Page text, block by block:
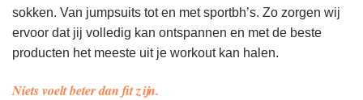
sokken. Van jumpsuits tot en met sportbh’s. Zo zorgen wij
ervoor dat jij volledig kan ontspannen en met de beste
producten het meeste uit je workout kan halen.
Niets voelt beter dan fit zijn.